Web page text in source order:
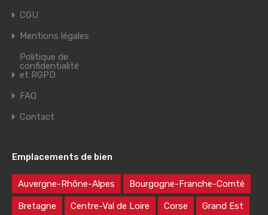
CGU
Mentions légales
Politique de
confidentialité
et RGPD
FAQ
Contact
Emplacements de bien
Auvergne-Rhône-Alpes Bourgogne-Franche-Comté
Bretagne Centre-Val de Loire Corse Grand Est